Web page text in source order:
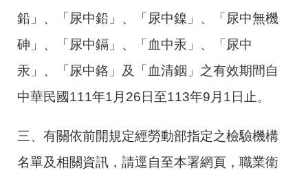
鉛」、「尿中鉛」、「尿中鎳」、「尿中無機
砷」、「尿中鎘」、「血中汞」、「尿中
汞」、「尿中鉻」及「血清銦」之有效期間自
中華民國111年1月26日至113年9月1日止。
三、有關依前開規定經勞動部指定之檢驗機構
名單及相關資訊，請逕自至本署網頁，職業衛